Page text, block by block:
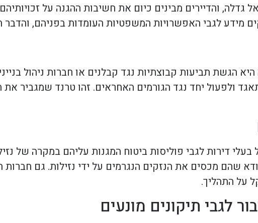
גדלה, והדיירים מבינים כיום את חשיבות ההגנה על
מידע לגבי האפשרויות המשפטיות העומדות בפניהם,
הגשת תביעות קבוצתיות נגד קבלנים או חברות ניהול
ולפעול יחד נגד הגורמים האחראים. זהו טרנד שמגביר
דירות לגבי פוליסות ביטוח המגנות עליהם במקרה של
שהם מכסים את הנזקים הנגרמים על ידי נזילות. גם חברות
על התהליך.
לגבי תיקונים מונעים